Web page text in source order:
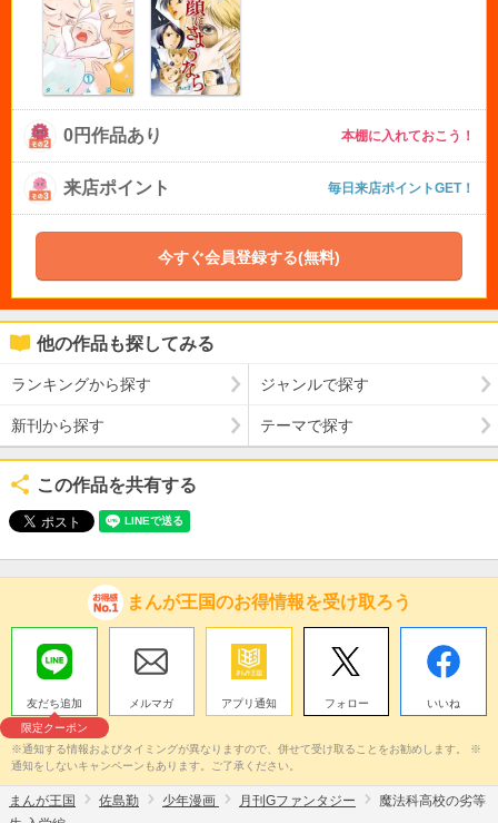
0円作品あり 本棚に入れておこう！
来店ポイント 毎日来店ポイントGET！
今すぐ会員登録する(無料)
他の作品も探してみる
ランキングから探す ジャンルで探す
新刊から探す テーマで探す
この作品を共有する
まんが王国のお得情報を受け取ろう
友だち追加
限定クーポン
メルマガ アプリ通知 フォロー いいね
※通知する情報およびタイミングが異なりますので、併せて受け取ることをお勧めします。 ※
通知をしないキャンペーンもあります。ご了承ください。
まんが王国 佐島勤 少年漫画 月刊Gファンタジー
魔法科高校の劣等